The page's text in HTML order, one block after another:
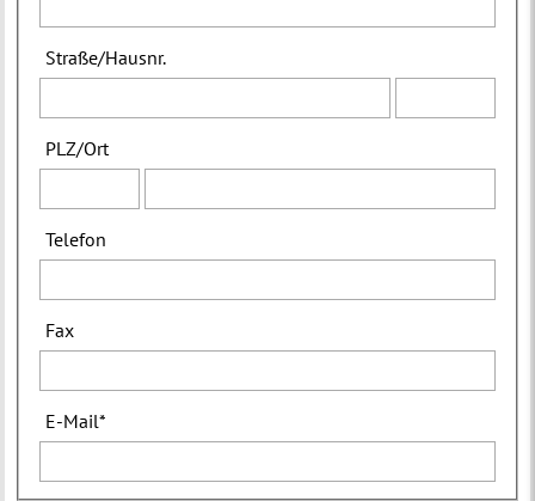
Straße/Hausnr.
PLZ/Ort
Telefon
Fax
E-Mail*